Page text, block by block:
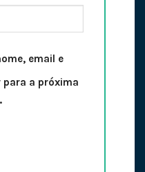
email e
para a próxima